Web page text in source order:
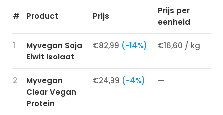
# Product Prijs
Prijs per
eenheid
1
Myvegan Soja
Eiwit Isolaat
€82,99 (-14%) €16,60 / kg
2
Myvegan
Clear Vegan
Protein
€24,99 (-4%) —